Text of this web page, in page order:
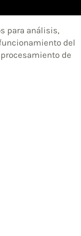
para análisis,
del
de